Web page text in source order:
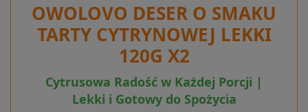
OWOLOVO DESER O SMAKU
TARTY CYTRYNOWEJ LEKKI
120G X2
Cytrusowa Radość w Każdej Porcji |
Lekki i Gotowy do Spożycia